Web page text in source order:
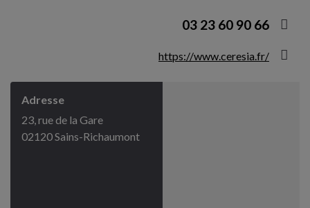
03 23 60 90 66
https://www.ceresia.fr/
Adresse
23, rue de la Gare
02120 Sains-Richaumont